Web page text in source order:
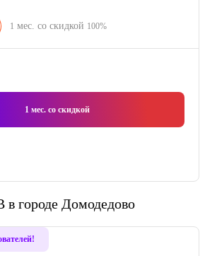
1 мес. со скидкой 100%
1 мес. со скидкой
в городе Домодедово